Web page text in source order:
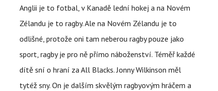
Anglii je to fotbal, v Kanadě lední hokej a na Novém
Zélandu je to ragby. Ale na Novém Zélandu je to
odlišné, protože oni tam neberou ragby pouze jako
sport, ragby je pro ně přímo náboženství. Téměř každé
dítě sní o hraní za All Blacks. Jonny Wilkinson měl
tytéž sny. On je dalším skvělým ragbyovým hráčem a